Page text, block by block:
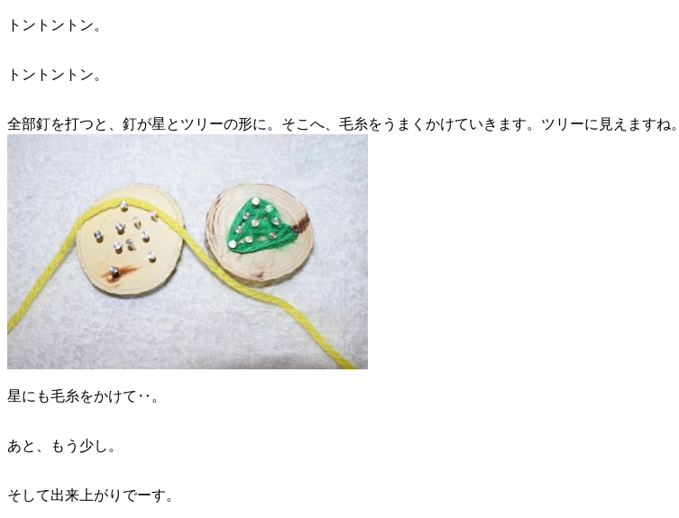
トントントン。
トントントン。
全部釘を打つと、釘が星とツリーの形に。そこへ、毛糸をうまくかけていきます。ツリーに見えますね。
星にも毛糸をかけて‥。
あと、もう少し。
そして出来上がりでーす。